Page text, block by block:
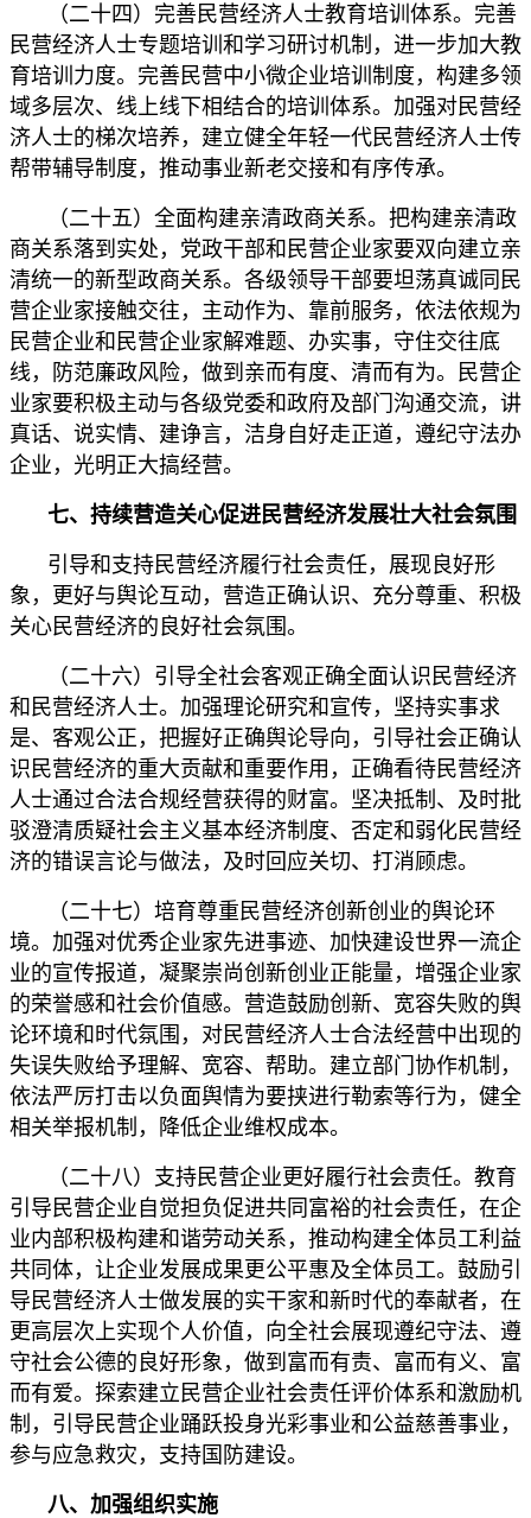
（二十四）完善民营经济人士教育培训体系。完善
民营经济人士专题培训和学习研讨机制，进一步加大教
育培训力度。完善民营中小微企业培训制度，构建多领
域多层次、线上线下相结合的培训体系。加强对民营经
济人士的梯次培养，建立健全年轻一代民营经济人士传
帮带辅导制度，推动事业新老交接和有序传承。
（二十五）全面构建亲清政商关系。把构建亲清政
商关系落到实处，党政干部和民营企业家要双向建立亲
清统一的新型政商关系。各级领导干部要坦荡真诚同民
营企业家接触交往，主动作为、靠前服务，依法依规为
民营企业和民营企业家解难题、办实事，守住交往底
线，防范廉政风险，做到亲而有度、清而有为。民营企
业家要积极主动与各级党委和政府及部门沟通交流，讲
真话、说实情、建诤言，洁身自好走正道，遵纪守法办
企业，光明正大搞经营。
七、持续营造关心促进民营经济发展壮大社会氛围
引导和支持民营经济履行社会责任，展现良好形
象，更好与舆论互动，营造正确认识、充分尊重、积极
关心民营经济的良好社会氛围。
（二十六）引导全社会客观正确全面认识民营经济
和民营经济人士。加强理论研究和宣传，坚持实事求
是、客观公正，把握好正确舆论导向，引导社会正确认
识民营经济的重大贡献和重要作用，正确看待民营经济
人士通过合法合规经营获得的财富。坚决抵制、及时批
驳澄清质疑社会主义基本经济制度、否定和弱化民营经
济的错误言论与做法，及时回应关切、打消顾虑。
（二十七）培育尊重民营经济创新创业的舆论环
境。加强对优秀企业家先进事迹、加快建设世界一流企
业的宣传报道，凝聚崇尚创新创业正能量，增强企业家
的荣誉感和社会价值感。营造鼓励创新、宽容失败的舆
论环境和时代氛围，对民营经济人士合法经营中出现的
失误失败给予理解、宽容、帮助。建立部门协作机制，
依法严厉打击以负面舆情为要挟进行勒索等行为，健全
相关举报机制，降低企业维权成本。
（二十八）支持民营企业更好履行社会责任。教育
引导民营企业自觉担负促进共同富裕的社会责任，在企
业内部积极构建和谐劳动关系，推动构建全体员工利益
共同体，让企业发展成果更公平惠及全体员工。鼓励引
导民营经济人士做发展的实干家和新时代的奉献者，在
更高层次上实现个人价值，向全社会展现遵纪守法、遵
守社会公德的良好形象，做到富而有责、富而有义、富
而有爱。探索建立民营企业社会责任评价体系和激励机
制，引导民营企业踊跃投身光彩事业和公益慈善事业，
参与应急救灾，支持国防建设。
八、加强组织实施